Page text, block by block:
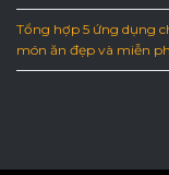
Tổng hợp 5 ứng dụng
món ăn đẹp và miễn